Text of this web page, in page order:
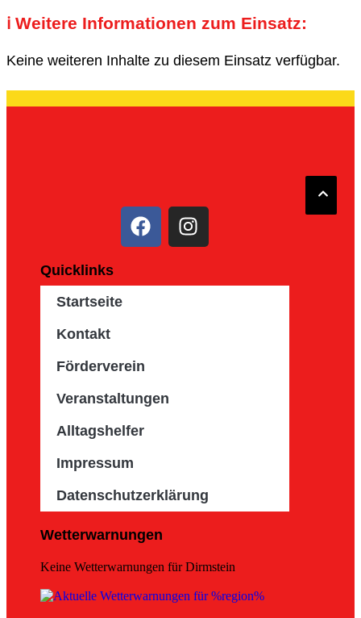
ℹ️ Weitere Informationen zum Einsatz:
Keine weiteren Inhalte zu diesem Einsatz verfügbar.
Quicklinks
Startseite
Kontakt
Förderverein
Veranstaltungen
Alltagshelfer
Impressum
Datenschutzerklärung
Wetterwarnungen
Keine Wetterwarnungen für Dirmstein